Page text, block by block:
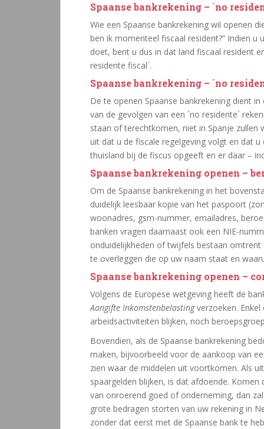
Spaanse bankrekening – ´no
Wie een Spaanse bankrekening wil openen
ben ik momenteel fiscaal resident?” Indien u
doet, bent u dus in dat land fiscaal resident
residente fiscal´.
Spaanse bankrekening – ´no
De te openen Spaanse bankrekening dient
van de gevolgen van een ´no residente´
staan of terechtkomen, niet in Spanje zullen
uit dat u de fiscale regelgeving volgt en dat
thuisland bij de fiscus opgeeft en er daar –
Spaanse bankrekening openen –
Om de Spaanse bankrekening in het
duidelijk leesbaar kopie van het paspoort
woonadres, gsm-nummer, emailadres,
banken vragen daarnaast ook een NIE-
onduidelijkheden of twijfels bestaan
te overleggen die op uw naam staat en
Spaanse bankrekening openen –
Volgens de Europese wetgeving heeft de
Aangifte Inkomstenbelastingverzoeken.
arbeidsactiviteiten blijken, noch
Bovendien, als de Spaanse bankrekening
maken, bijvoorbeeld voor de aankoop van
zien waar de middelen uit voortkomen. Als
spaargelden blijken, is dat afdoende.
van onroerend goed of onderneming, dan
grote bedragen storten van uw rekening in
zonder dat eerst met de Spaanse bank te